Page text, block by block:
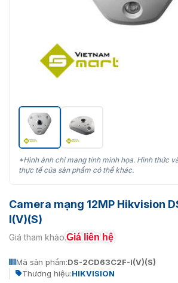
*Hình ảnh chỉ mang tính minh họa. Hình thức
thực tế của sản phẩm có thể khác.
Camera mạng 12MP Hikvision
I(V)(S)
Giá tham khảo:Giá liên hệ
Mã sản phẩm:DS-2CD63C2F-I(V)(S)
Thương hiệu:HIKVISION